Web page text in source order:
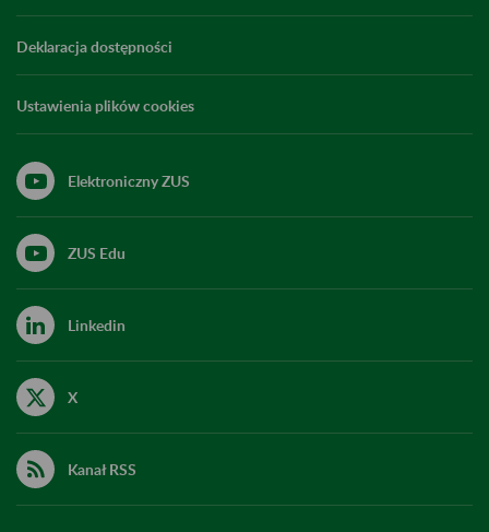
Deklaracja dostępności
Ustawienia plików cookies
Elektroniczny ZUS
ZUS Edu
Linkedin
X
Kanał RSS